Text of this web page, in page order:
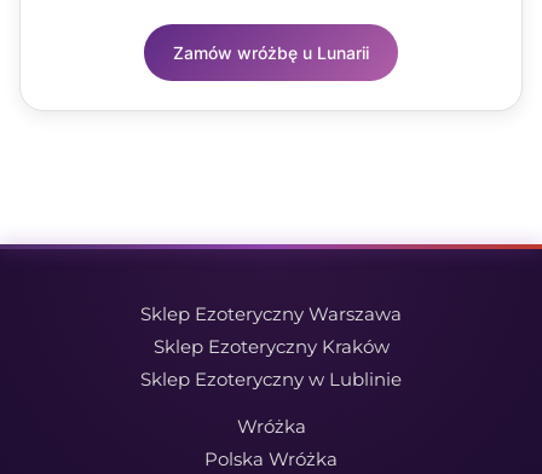
Zamów wróżbę u Lunarii
Sklep Ezoteryczny Warszawa
Sklep Ezoteryczny Kraków
Sklep Ezoteryczny w Lublinie
Wróżka
Polska Wróżka